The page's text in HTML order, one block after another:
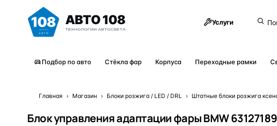
Услуги
Подбор по авто Стёкла фар Корпуса Переходные рамки
Главная › Магазин › Блоки розжига / LED / DRL › Штатные блоки розжига
Блок управления адаптации фары BMW